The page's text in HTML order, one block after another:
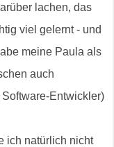
lachen, das
viel gelernt - und
meine Paula als
auch
Entwickler)
ich natürlich nicht